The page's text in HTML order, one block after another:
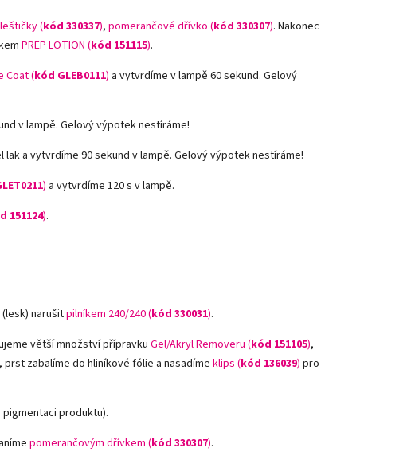
(kód 330337), pomerančové dřívko (kód 330307). Nakonec
PREP LOTION (kód 151115).
Coat (kód GLEB0111) a vytvrdíme v lampě 60 sekund. Gelový
v lampě. Gelový výpotek nestíráme!
a vytvrdíme 90 sekund v lampě. Gelový výpotek nestíráme!
) a vytvrdíme 120 s v lampě.
151124).
narušitpilníkem 240/240 (kód 330031).
větší množství přípravku Gel/Akryl Removeru (kód 151105),
zabalíme do hliníkové fólie a nasadíme klips (kód 136039) pro
pigmentaci produktu).
pomerančovým dřívkem (kód 330307).